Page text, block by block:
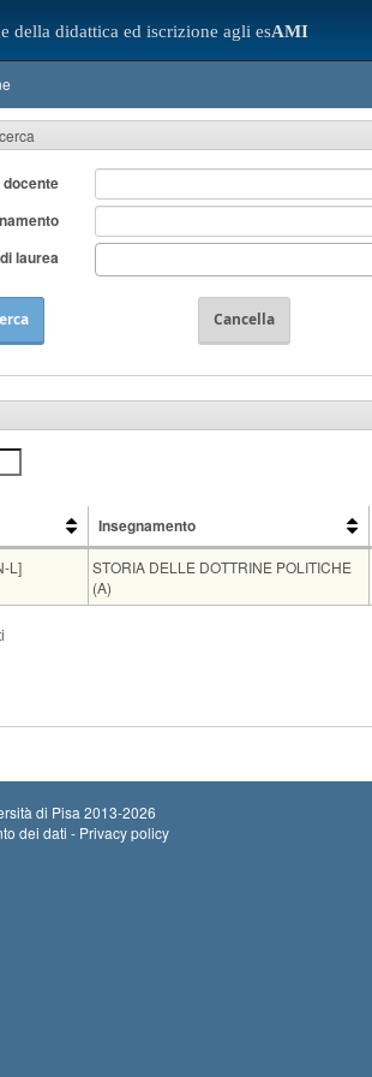
della didattica ed iscrizione agli esAMI
docente
laurea
Cancella
Insegnamento
Insegnamento
L]
STORIA DELLE DOTTRINE POLITICHE
(A)
di Pisa 2013-2026
dei dati - Privacy policy